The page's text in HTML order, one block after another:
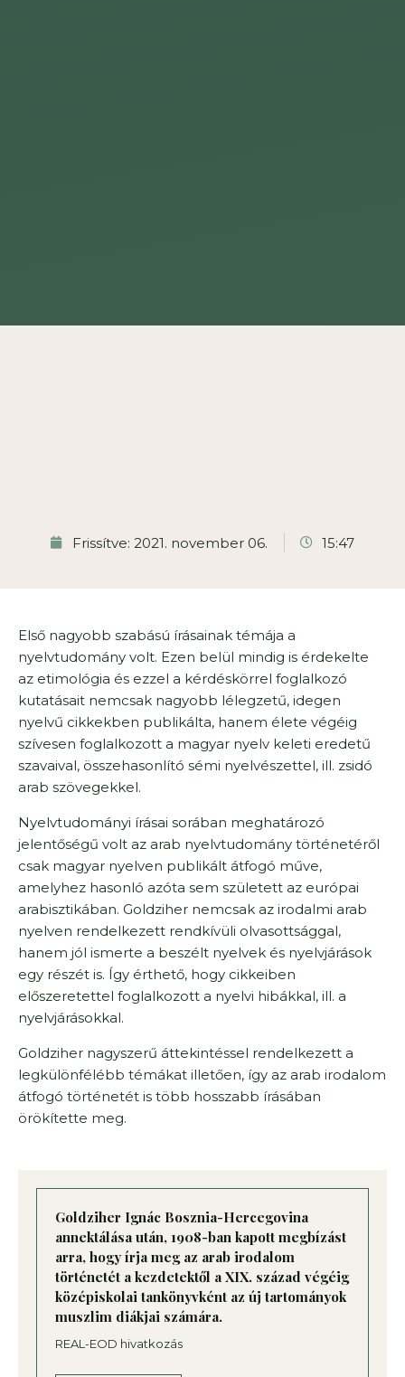
Frissítve: 2021. november 06. 15:47
Első nagyobb szabású írásainak témája a
nyelvtudomány volt. Ezen belül mindig is érdekelte
az etimológia és ezzel a kérdéskörrel foglalkozó
kutatásait nemcsak nagyobb lélegzetű, idegen
nyelvű cikkekben publikálta, hanem élete végéig
szívesen foglalkozott a magyar nyelv keleti eredetű
szavaival, összehasonlító sémi nyelvészettel, ill. zsidó
arab szövegekkel.
Nyelvtudományi írásai sorában meghatározó
jelentőségű volt az arab nyelvtudomány történetéről
csak magyar nyelven publikált átfogó műve,
amelyhez hasonló azóta sem született az európai
arabisztikában. Goldziher nemcsak az irodalmi arab
nyelven rendelkezett rendkívüli olvasottsággal,
hanem jól ismerte a beszélt nyelvek és nyelvjárások
egy részét is. Így érthető, hogy cikkeiben
előszeretettel foglalkozott a nyelvi hibákkal, ill. a
nyelvjárásokkal.
Goldziher nagyszerű áttekintéssel rendelkezett a
legkülönfélébb témákat illetően, így az arab irodalom
átfogó történetét is több hosszabb írásában
örökítette meg.
Goldziher Ignác Bosznia-Hercegovina
annektálása után, 1908-ban kapott megbízást
arra, hogy írja meg az arab irodalom
történetét a kezdetektől a XIX. század végéig
középiskolai tankönyvként az új tartományok
muszlim diákjai számára.
REAL-EOD hivatkozás